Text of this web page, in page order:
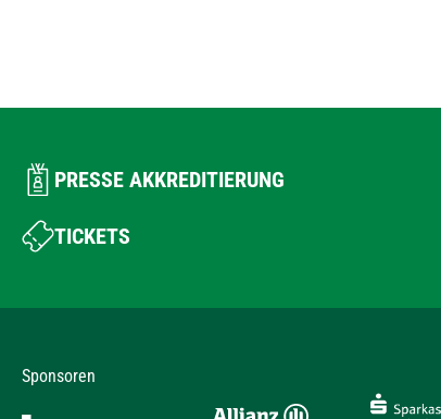
PRESSE AKKREDITIERUNG
TICKETS
Sponsoren